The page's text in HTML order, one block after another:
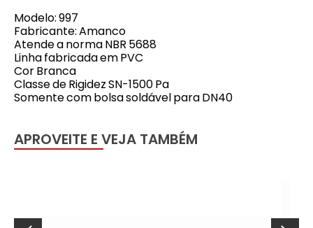
Modelo: 997
Fabricante: Amanco
Atende a norma NBR 5688
Linha fabricada em PVC
Cor Branca
Classe de Rigidez SN-1500 Pa
Somente com bolsa soldável para DN40
APROVEITE E VEJA TAMBÉM